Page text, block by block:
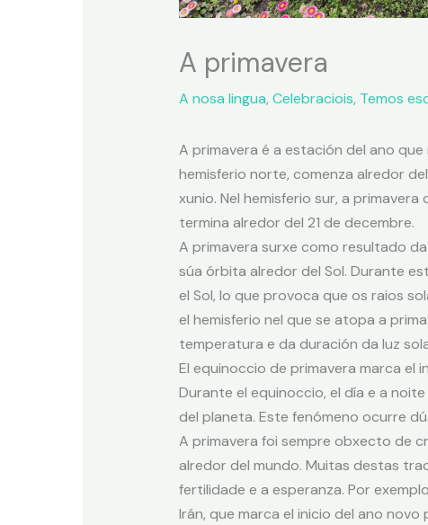
A primavera
A nosa lingua,Celebraciois, Temos
A primavera é a estación del ano
hemisferio norte, comenza alredor
xunio. Nel hemisferio sur, a
termina alredor del 21 de decembre.
A primavera surxe como resultado
súa órbita alredor del Sol. Durante
el Sol, lo que provoca que os raios
el hemisferio nel que se atopa a
temperatura e da duración da luz
El equinoccio de primavera marca el
Durante el equinoccio, el día e a
del planeta. Este fenómeno ocurre
A primavera foi sempre obxecto de
alredor del mundo. Muitas destas
fertilidade e a esperanza. Por
Irán, que marca el inicio del ano novo